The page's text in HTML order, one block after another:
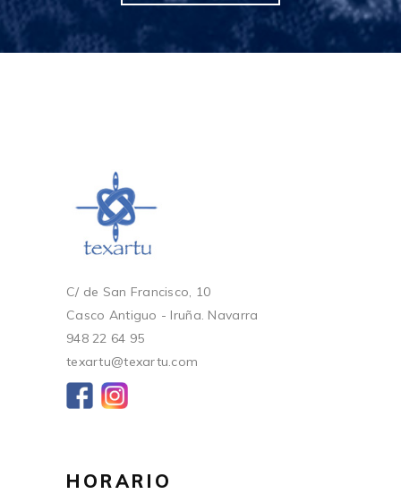
C/ de San Francisco, 10
Casco Antiguo - Iruña. Navarra
948 22 64 95
texartu@texartu.com
HORARIO